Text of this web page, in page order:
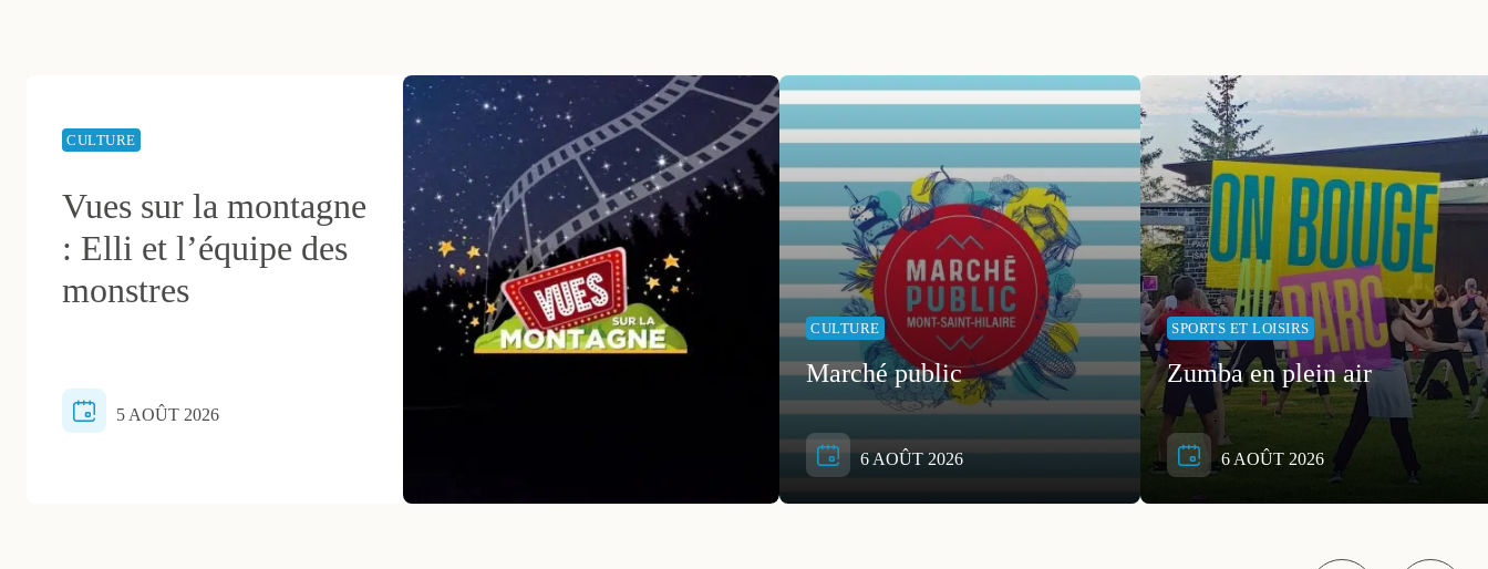
CULTURE
Vues sur la montagne
: Elli et l’équipe des
monstres
5 AOÛT 2026
CULTURE
Marché public
6 AOÛT 2026
SPORTS ET LOISIRS
Zumba en plein air
6 AOÛT 2026